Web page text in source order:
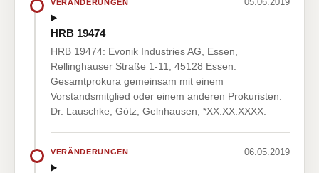
VERÄNDERUNGEN
HRB 19474
HRB 19474: Evonik Industries AG, Essen,
Rellinghauser Straße 1-11, 45128 Essen.
Gesamtprokura gemeinsam mit einem
Vorstandsmitglied oder einem anderen Prokuristen:
Dr. Lauschke, Götz, Gelnhausen, *XX.XX.XXXX.
VERÄNDERUNGEN 06.05.2019